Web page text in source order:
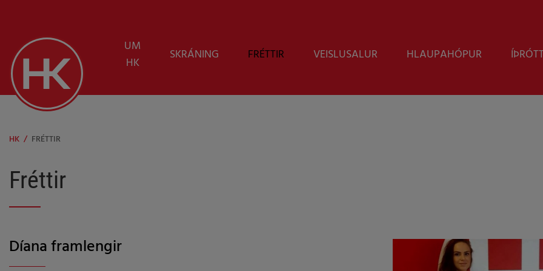
UM
HK
SKRÁNING FRÉTTIR VEISLUSALUR HLAUPAHÓPUR
HK / FRÉTTIR
Fréttir
Díana framlengir